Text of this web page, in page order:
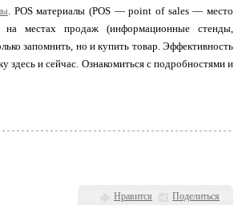
. POS материалы (POS — point of sales — место
местах продаж (информационные стенды,
запомнить, но и купить товар. Эффективность
здесь и сейчас. Ознакомиться с подробностями и
Нравится Поделиться